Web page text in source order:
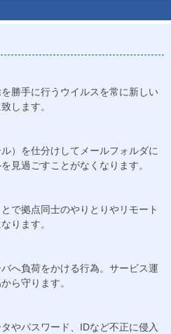
勝手に行うウイルスを常に新しい
します。
）を仕分けしてメールフォルダに
見過ごすことがなくなります。
で拠点同士のやりとりやリモート
ります。
へ負荷をかける行為。サービス運
ら守ります。
やパスワード、IDなど不正に侵入